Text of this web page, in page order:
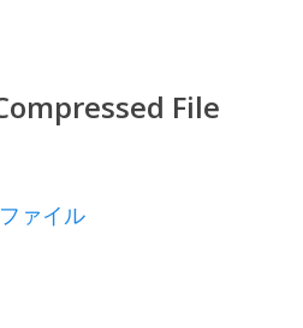
File
ァイル